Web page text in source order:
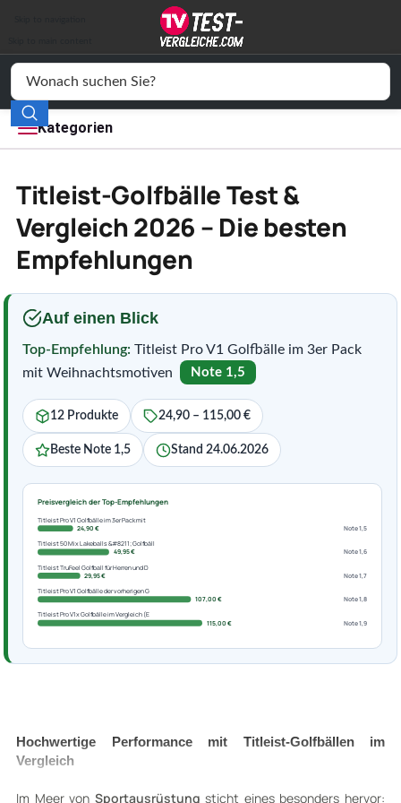
Kategorien
Elektronik
Freizeit
Wohnen
Service
Titleist-Golfbälle Test &
Vergleich 2026 – Die besten
Empfehlungen
Auf einen Blick
Top-Empfehlung: Titleist Pro V1 Golfbälle im 3er Pack
mit Weihnachtsmotiven
Note 1,5
12 Produkte 24,90 – 115,00 €
Beste Note 1,5 Stand 24.06.2026
Preisvergleich der Top-Empfehlungen
Titleist Pro V1 Golfbälle im 3er Pack mit
24,90 €
Note 1,5
Titleist 50 Mix Lakeballs &#8211; Golfbäll
49,95 €
Note 1,6
Titleist TruFeel Golfball für Herren und D
29,95 €
Note 1,7
Titleist Pro V1 Golfbälle der vorherigen G
107,00 €
Note 1,8
Titleist Pro V1x Golfbälle im Vergleich (E
115,00 €
Note 1,9
Hochwertige Performance mit Titleist-Golfbällen im
Vergleich
Im Meer von Sportausrüstung sticht eines besonders hervor: